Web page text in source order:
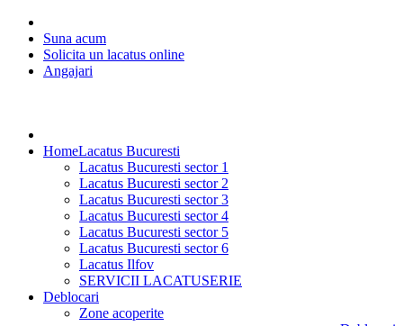
Suna acum
Solicita un lacatus online
Angajari
HomeLacatus Bucuresti
Lacatus Bucuresti sector 1
Lacatus Bucuresti sector 2
Lacatus Bucuresti sector 3
Lacatus Bucuresti sector 4
Lacatus Bucuresti sector 5
Lacatus Bucuresti sector 6
Lacatus Ilfov
SERVICII LACATUSERIE
Deblocari
Zone acoperite